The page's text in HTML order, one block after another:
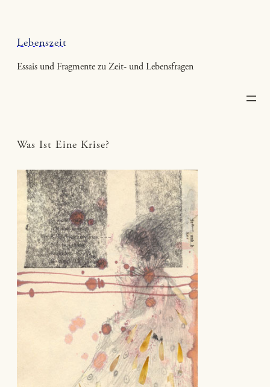
springen
Lebenszeit
Essais und Fragmente zu Zeit- und Lebensfragen
Was Ist Eine Krise?